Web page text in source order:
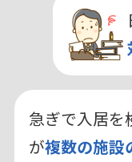
急ぎで入居を
が複数の施設